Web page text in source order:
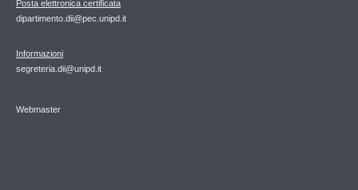
Posta elettronica certificata
dipartimento.dii@pec.unipd.it
Informazioni
segreteria.dii@unipd.it
Webmaster